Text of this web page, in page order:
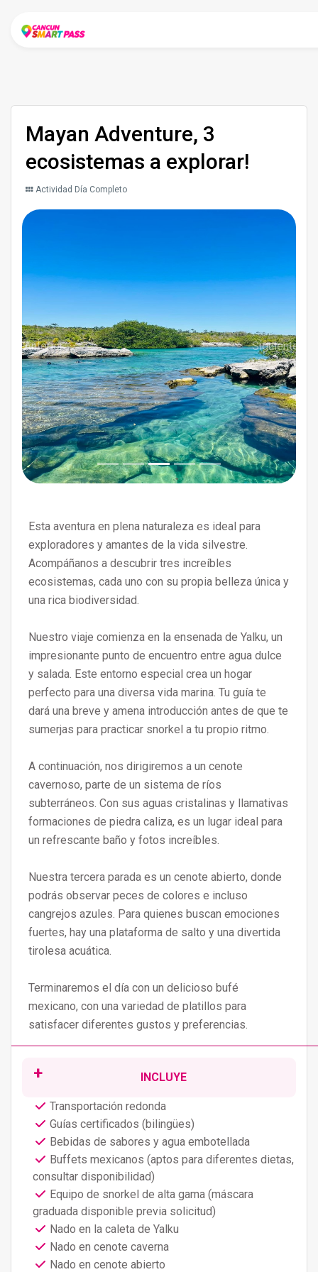
Mayan Adventure, 3
ecosistemas a explorar!
Actividad Día Completo
Anterior Siguiente
Esta aventura en plena naturaleza es ideal para
exploradores y amantes de la vida silvestre.
Acompáñanos a descubrir tres increíbles
ecosistemas, cada uno con su propia belleza única y
una rica biodiversidad.
Nuestro viaje comienza en la ensenada de Yalku, un
impresionante punto de encuentro entre agua dulce
y salada. Este entorno especial crea un hogar
perfecto para una diversa vida marina. Tu guía te
dará una breve y amena introducción antes de que te
sumerjas para practicar snorkel a tu propio ritmo.
A continuación, nos dirigiremos a un cenote
cavernoso, parte de un sistema de ríos
subterráneos. Con sus aguas cristalinas y llamativas
formaciones de piedra caliza, es un lugar ideal para
un refrescante baño y fotos increíbles.
Nuestra tercera parada es un cenote abierto, donde
podrás observar peces de colores e incluso
cangrejos azules. Para quienes buscan emociones
fuertes, hay una plataforma de salto y una divertida
tirolesa acuática.
Terminaremos el día con un delicioso bufé
mexicano, con una variedad de platillos para
satisfacer diferentes gustos y preferencias.
INCLUYE
Transportación redonda
Guías certificados (bilingües)
Bebidas de sabores y agua embotellada
Buffets mexicanos (aptos para diferentes dietas,
consultar disponibilidad)
Equipo de snorkel de alta gama (máscara
graduada disponible previa solicitud)
Nado en la caleta de Yalku
Nado en cenote caverna
Nado en cenote abierto